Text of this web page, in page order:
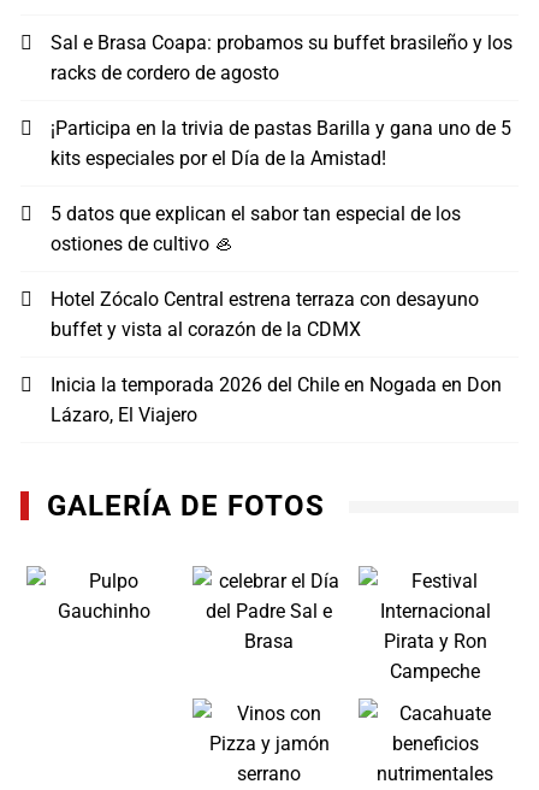
Sal e Brasa Coapa: probamos su buffet brasileño y los
racks de cordero de agosto
¡Participa en la trivia de pastas Barilla y gana uno de 5
kits especiales por el Día de la Amistad!
5 datos que explican el sabor tan especial de los
ostiones de cultivo 🦪
Hotel Zócalo Central estrena terraza con desayuno
buffet y vista al corazón de la CDMX
Inicia la temporada 2026 del Chile en Nogada en Don
Lázaro, El Viajero
GALERÍA DE FOTOS